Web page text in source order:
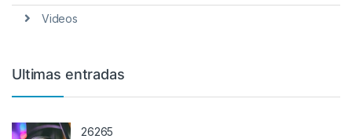
Videos
Ultimas entradas
26265